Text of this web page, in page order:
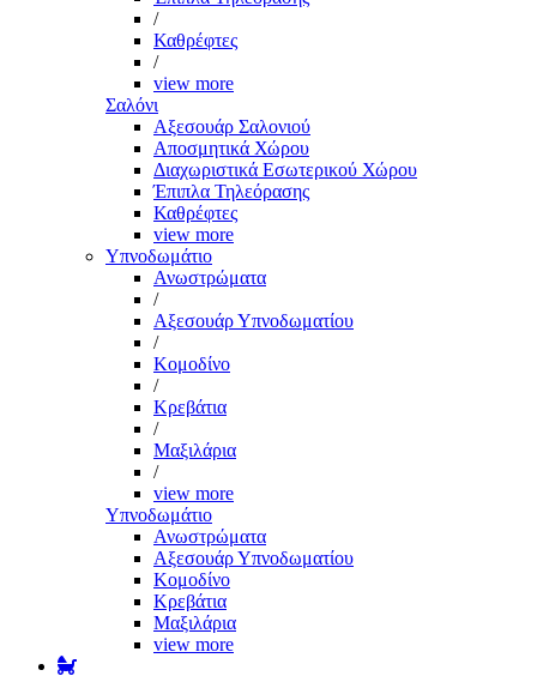
/
Καθρέφτες
/
view more
Σαλόνι
Αξεσουάρ Σαλονιού
Αποσμητικά Χώρου
Διαχωριστικά Εσωτερικού Χώρου
Έπιπλα Τηλεόρασης
Καθρέφτες
view more
Υπνοδωμάτιο
Ανωστρώματα
/
Αξεσουάρ Υπνοδωματίου
/
Κομοδίνο
/
Κρεβάτια
/
Μαξιλάρια
/
view more
Υπνοδωμάτιο
Ανωστρώματα
Αξεσουάρ Υπνοδωματίου
Κομοδίνο
Κρεβάτια
Μαξιλάρια
view more